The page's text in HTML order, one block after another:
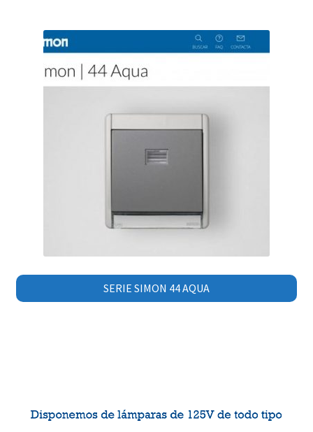
SERIE SIMON 44 AQUA